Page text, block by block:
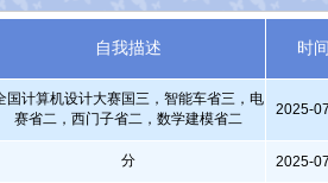
自我描述 时间
国计算机设计大赛国三，智能车省三，电
赛省二，西门子省二，数学建模省二
2025-
分 2025-